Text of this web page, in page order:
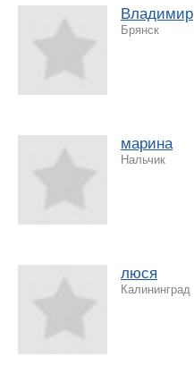
Владимир
Брянск
марина
Нальчик
люся
Калининград